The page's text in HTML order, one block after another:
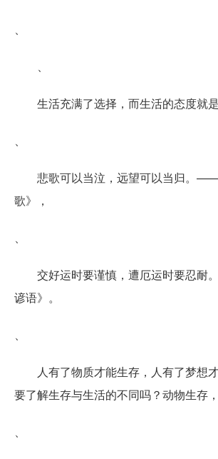
生活充满了选择，而生活的态度就
悲歌可以当泣，远望可以当归。
歌》，
交好运时要谨慎，遭厄运时要忍耐
谚语》。
人有了物质才能生存，人有了梦想
要了解生存与生活的不同吗？动物生存